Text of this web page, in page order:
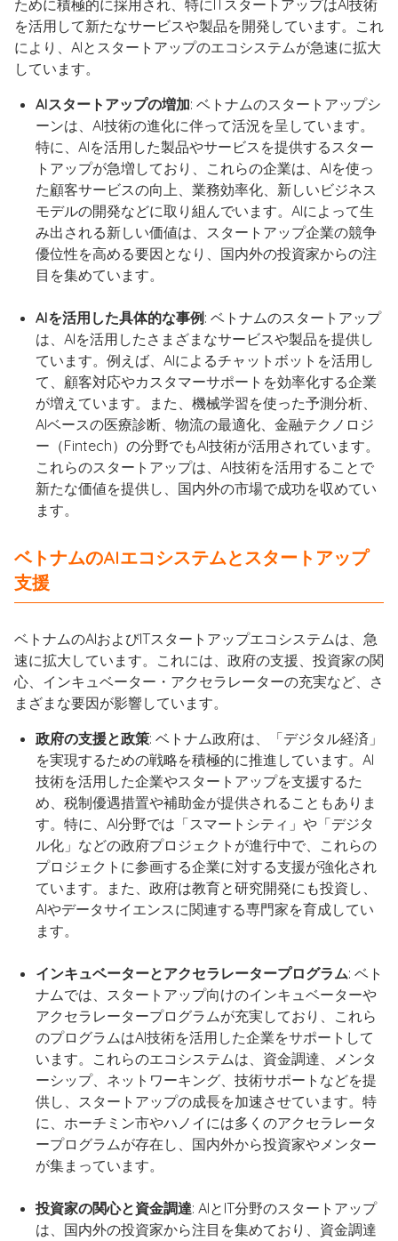
ために積極的に採用され、特にITスタートアップはAI技術
を活用して新たなサービスや製品を開発しています。これ
により、AIとスタートアップのエコシステムが急速に拡大
しています。
AIスタートアップの増加: ベトナムのスタートアップシ
ーンは、AI技術の進化に伴って活況を呈しています。
特に、AIを活用した製品やサービスを提供するスター
トアップが急増しており、これらの企業は、AIを使っ
た顧客サービスの向上、業務効率化、新しいビジネス
モデルの開発などに取り組んでいます。AIによって生
み出される新しい価値は、スタートアップ企業の競争
優位性を高める要因となり、国内外の投資家からの注
目を集めています。
AIを活用した具体的な事例 : ベトナムのスタートアップ
は、AIを活用したさまざまなサービスや製品を提供し
ています。例えば、AIによるチャットボットを活用し
て、顧客対応やカスタマーサポートを効率化する企業
が増えています。また、機械学習を使った予測分析、
AIベースの医療診断、物流の最適化、金融テクノロジ
ー（Fintech）の分野でもAI技術が活用されています。
これらのスタートアップは、AI技術を活用することで
新たな価値を提供し、国内外の市場で成功を収めてい
ます。
ベトナムのAIエコシステムとスタートアップ
支援
ベトナムのAIおよびITスタートアップエコシステムは、急
速に拡大しています。これには、政府の支援、投資家の関
心、インキュベーター・アクセラレーターの充実など、さ
まざまな要因が影響しています。
政府の支援と政策: ベトナム政府は、「デジタル経済」
を実現するための戦略を積極的に推進しています。AI
技術を活用した企業やスタートアップを支援するた
め、税制優遇措置や補助金が提供されることもありま
す。特に、AI分野では「スマートシティ」や「デジタ
ル化」などの政府プロジェクトが進行中で、これらの
プロジェクトに参画する企業に対する支援が強化され
ています。また、政府は教育と研究開発にも投資し、
AIやデータサイエンスに関連する専門家を育成してい
ます。
インキュベーターとアクセラレータープログラム: ベト
ナムでは、スタートアップ向けのインキュベーターや
アクセラレータープログラムが充実しており、これら
のプログラムはAI技術を活用した企業をサポートして
います。これらのエコシステムは、資金調達、メンタ
ーシップ、ネットワーキング、技術サポートなどを提
供し、スタートアップの成長を加速させています。特
に、ホーチミン市やハノイには多くのアクセラレータ
ープログラムが存在し、国内外から投資家やメンター
が集まっています。
投資家の関心と資金調達: AIとIT分野のスタートアップ
は、国内外の投資家から注目を集めており、資金調達